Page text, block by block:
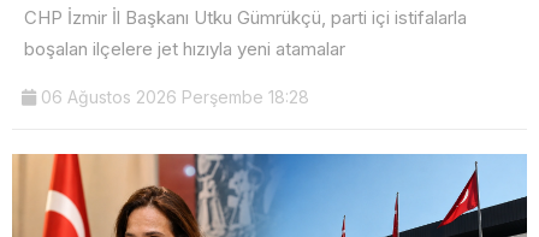
CHP İzmir İl Başkanı Utku Gümrükçü, parti içi istifalarla
boşalan ilçelere jet hızıyla yeni atamalar
06 Ağustos 2026 Perşembe 18:28